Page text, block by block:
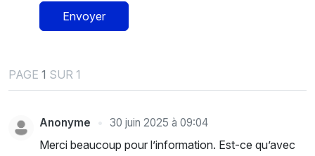
Envoyer
PAGE 1 SUR 1
Anonyme 30 juin 2025 à 09:04
Merci beaucoup pour l’information. Est-ce qu’avec